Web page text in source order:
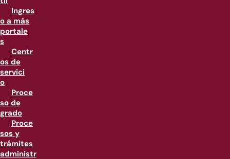
Ingres
o a más
portale
s
Centr
os de
servici
o
Proce
so de
grado
Proce
sos y
trámites
administr